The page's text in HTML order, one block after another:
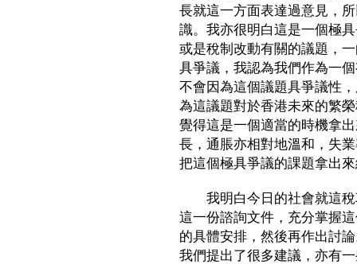
長就這一方面表達過意見，
識。我亦很明白這是一個極
或是稅制改動有關的議題，
具爭議，我認為我們作為一
不會因為這個議題具爭議性
為這議題對於香港未來的繁
覺得這是一個適當的時機拿
長，通脹亦相對地溫和，失
把這個極具爭議的課題拿出
我明白今日的社會就這稅
這一份諮詢文件，充分掌握
的具體安排，然後再作出討
我們提出了很多建議，亦有